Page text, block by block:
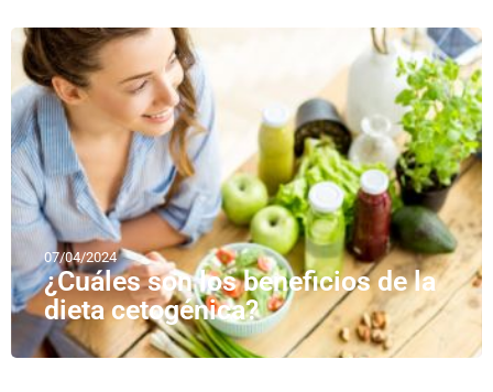
07/04/2024
¿Cuáles son los beneficios de la
dieta cetogénica?